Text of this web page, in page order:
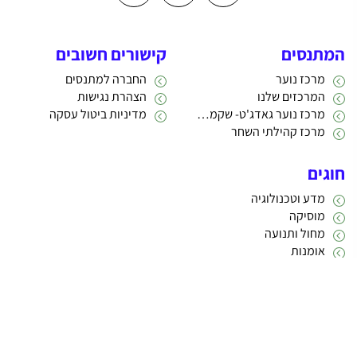
המתנסים
מרכז נוער
המרכזים שלנו
מרכז נוער גאדג'ט- שקמה 22
מרכז קהילתי השחר
קישורים חשובים
החברה למתנסים
הצהרת נגישות
מדיניות ביטול עסקה
חוגים
מדע וטכנולוגיה
מוסיקה
מחול ותנועה
אומנות